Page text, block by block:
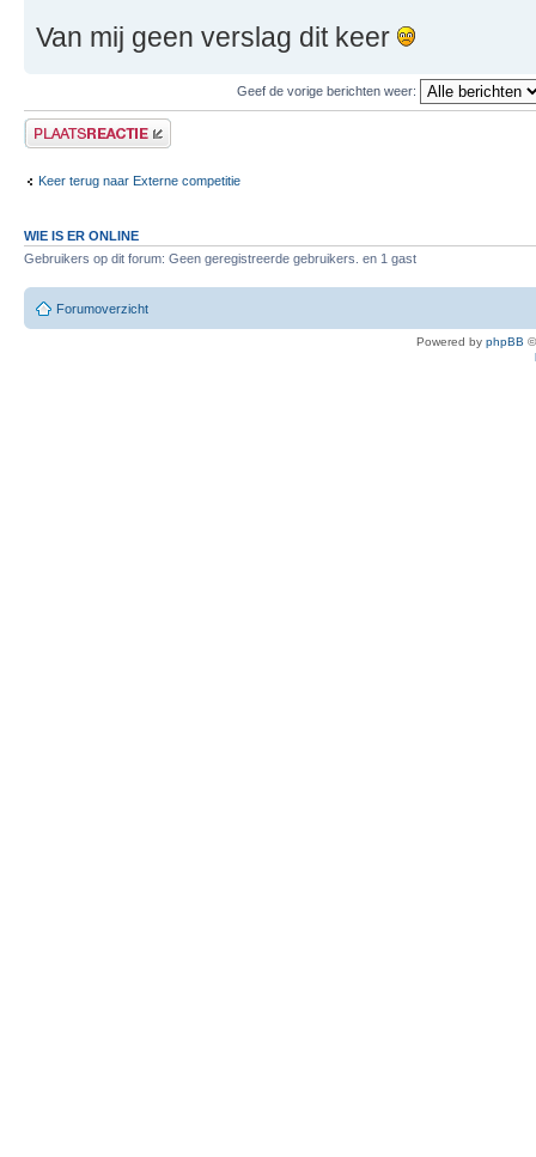
Van mij geen verslag dit keer
Geef de vorige berichten weer:
Plaats een reactie
Keer terug naar Externe competitie
WIE IS ER ONLINE
Gebruikers op dit forum: Geen geregistreerde gebruikers. en 1 gast
Forumoverzicht
Powered by phpBB